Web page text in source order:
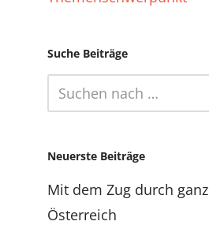
Suche Beiträge
Neuerste Beiträge
Mit dem Zug durch ganz
Österreich